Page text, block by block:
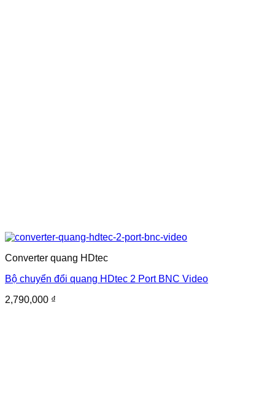
Converter quang HDtec
Bộ chuyển đổi quang HDtec 2 Port BNC Video
2,790,000 ₫